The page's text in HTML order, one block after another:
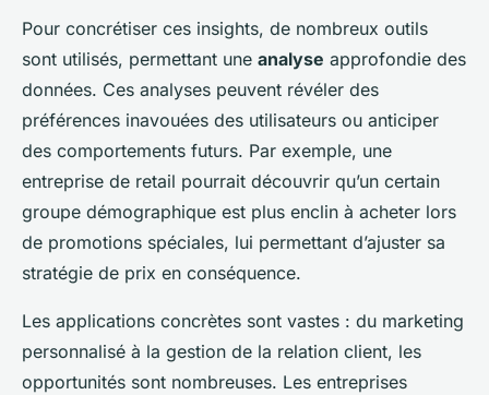
Pour concrétiser ces insights, de nombreux outils
sont utilisés, permettant une analyse approfondie des
données. Ces analyses peuvent révéler des
préférences inavouées des utilisateurs ou anticiper
des comportements futurs. Par exemple, une
entreprise de retail pourrait découvrir qu’un certain
groupe démographique est plus enclin à acheter lors
de promotions spéciales, lui permettant d’ajuster sa
stratégie de prix en conséquence.
Les applications concrètes sont vastes : du marketing
personnalisé à la gestion de la relation client, les
opportunités sont nombreuses. Les entreprises